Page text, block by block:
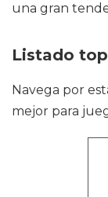
una gran
Listado
Navega por
mejor para